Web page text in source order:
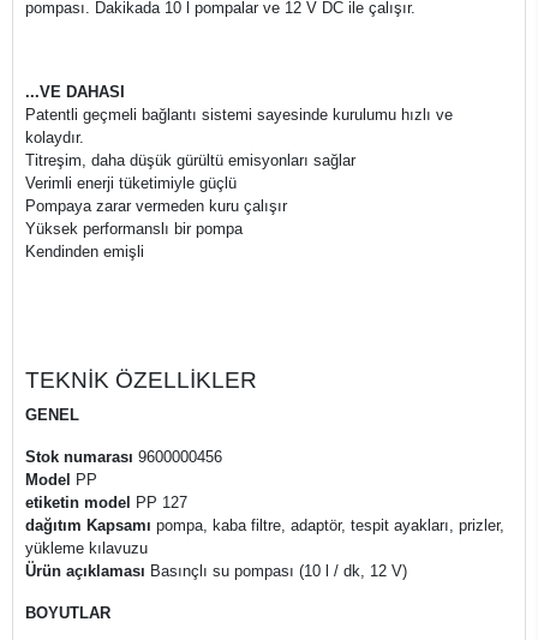
pompası. Dakikada 10 l pompalar ve 12 V DC ile çalışır.
...VE DAHASI
Patentli geçmeli bağlantı sistemi sayesinde kurulumu hızlı ve
kolaydır.
Titreşim, daha düşük gürültü emisyonları sağlar
Verimli enerji tüketimiyle güçlü
Pompaya zarar vermeden kuru çalışır
Yüksek performanslı bir pompa
Kendinden emişli
TEKNİK ÖZELLİKLER
GENEL
Stok numarası 9600000456
Model
PP
etiketin model
PP 127
dağıtım Kapsamı pompa, kaba filtre, adaptör, tespit ayakları, prizler,
yükleme kılavuzu
Ürün açıklaması Basınçlı su pompası (10 l / dk, 12 V)
BOYUTLAR